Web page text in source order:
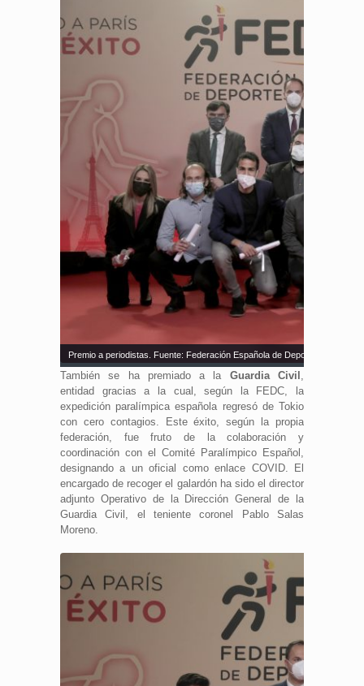
Premio a periodistas. Fuente: Federación Española de Deportes para
También se ha premiado a la Guardia Civil ,
entidad gracias a la cual, según la FEDC, la
expedición paralímpica española regresó de Tokio
con cero contagios. Este éxito, según la propia
federación, fue fruto de la colaboración y
coordinación con el Comité Paralímpico Español,
designando a un oficial como enlace COVID. El
encargado de recoger el galardón ha sido el director
adjunto Operativo de la Dirección General de la
Guardia Civil, el teniente coronel Pablo Salas
Moreno.